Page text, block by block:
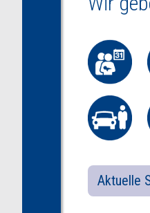
Aktuelle